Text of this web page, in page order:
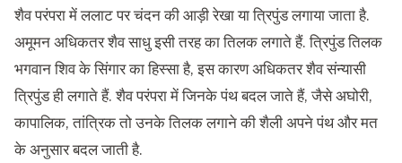
शैव परंपरा में ललाट पर चंदन की आड़ी रेखा या त्रिपुंड लगाया जाता है.
अमूमन अधिकतर शैव साधु इसी तरह का तिलक लगाते हैं. त्रिपुंड तिलक
भगवान शिव के सिंगार का हिस्सा है, इस कारण अधिकतर शैव संन्यासी
त्रिपुंड ही लगाते हैं. शैव परंपरा में जिनके पंथ बदल जाते हैं, जैसे अघोरी,
कापालिक, तांत्रिक तो उनके तिलक लगाने की शैली अपने पंथ और मत
के अनुसार बदल जाती है.